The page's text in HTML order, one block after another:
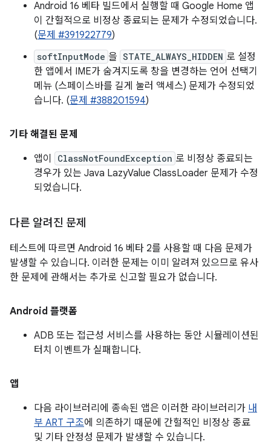
Android 16 베타 빌드에서 실행할 때 Google Home 앱
이 간헐적으로 비정상 종료되는 문제가 수정되었습니다.
(문제 #391922779)
softInputMode 을 STATE_ALWAYS_HIDDEN 로 설정
한 앱에서 IME가 숨겨지도록 창을 변경하는 언어 선택기
메뉴 (스페이스바를 길게 눌러 액세스) 문제가 수정되었
습니다. (문제 #388201594)
기타 해결된 문제
앱이
ClassNotFoundException 로 비정상 종료되는
경우가 있는 Java LazyValue ClassLoader 문제가 수정
되었습니다.
다른 알려진 문제
테스트에 따르면 Android 16 베타 2를 사용할 때 다음 문제가
발생할 수 있습니다. 이러한 문제는 이미 알려져 있으므로 유사
한 문제에 관해서는 추가로 신고할 필요가 없습니다.
Android 플랫폼
ADB 또는 접근성 서비스를 사용하는 동안 시뮬레이션된
터치 이벤트가 실패합니다.
앱
다음 라이브러리에 종속된 앱은 이러한 라이브러리가 내
부 ART 구조에 의존하기 때문에 간헐적인 비정상 종료
및 기타 안정성 문제가 발생할 수 있습니다.